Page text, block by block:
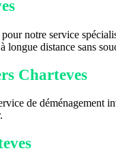
notre service
longue distance sans
Charteves
de déménagement